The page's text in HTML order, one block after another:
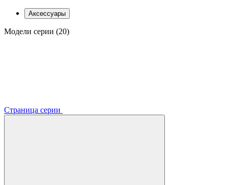
Аксессуары
Модели серии (20)
Страница серии